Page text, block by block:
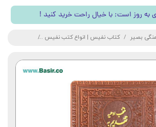
به روز است; با خیال راحت خرید کنید
بصیر کتاب نفیس | انواع کتب نفیس